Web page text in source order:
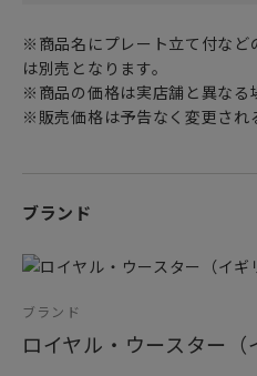
鳥だったのですが
モリスはこの鳥を愛らしいツグ
た。
このモリスのデザインは一世
鮮さを失わず
世界中で根強いファンに愛され
が特徴です。
※商品名にプレート立て付など
は別売となります。
※商品の価格は実店舗と異なる
※販売価格は予告なく変更され
ブランド
ブランド
ロイヤル・ウースター（